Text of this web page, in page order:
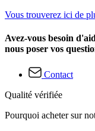
Vous trouverez ici de
Avez-vous besoin
nous poser vos
Contact
Qualité vérifiée
Pourquoi acheter sur